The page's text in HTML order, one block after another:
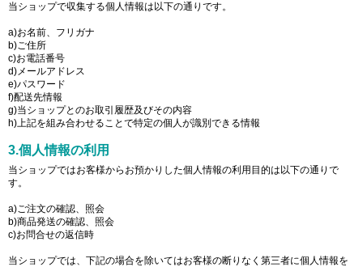
当ショップで収集する個人情報は以下の通りです。
a)お名前、フリガナ
b)ご住所
c)お電話番号
d)メールアドレス
e)パスワード
f)配送先情報
g)当ショップとのお取引履歴及びその内容
h)上記を組み合わせることで特定の個人が識別できる情報
3.個人情報の利用
当ショップではお客様からお預かりした個人情報の利用目的は以下の通りで
す。
a)ご注文の確認、照会
b)商品発送の確認、照会
c)お問合せの返信時
当ショップでは、下記の場合を除いてはお客様の断りなく第三者に個人情報を